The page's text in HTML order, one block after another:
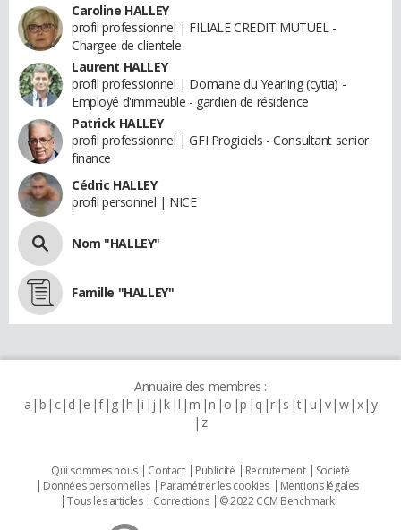
Caroline HALLEY
profil professionnel | FILIALE CREDIT MUTUEL -
Chargee de clientele
Laurent HALLEY
profil professionnel | Domaine du Yearling (cytia) -
Employé d'immeuble - gardien de résidence
Patrick HALLEY
profil professionnel | GFI Progiciels - Consultant senior
finance
Cédric HALLEY
profil personnel | NICE
Nom "HALLEY"
Famille "HALLEY"
Annuaire des membres :
a b c d e f g h i j k l m n o p q r s t u v w x y
z
Qui sommes nous Contact Publicité Recrutement
Societé
Données personnelles
Paramétrer les cookies
Mentions légales
Tous les articles
Corrections © 2022 CCM Benchmark